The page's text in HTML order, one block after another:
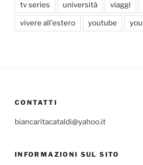
tv series università viaggi
vivere all'estero youtube
CONTATTI
biancaritacataldi@yahoo.it
INFORMAZIONI SUL SITO